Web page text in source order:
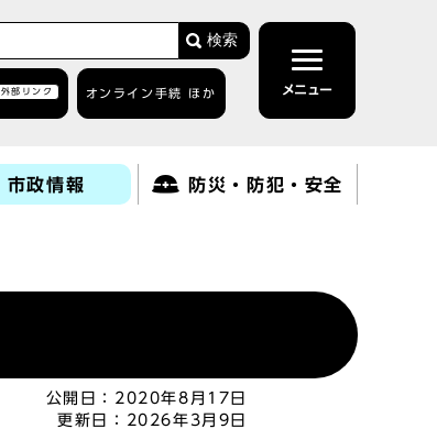
検索
外部リンク オンライン手続 ほか メニュー
市政情報 防災・防犯・安全
公開日： 2020年8月17日
更新日：
2026年3月9日